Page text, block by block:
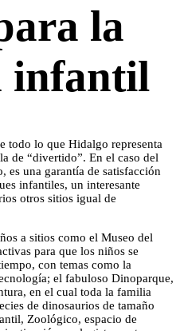
la
infantil
todo lo que Hidalgo representa
de “divertido”. En el caso del
es una garantía de satisfacción
infantiles, un interesante
otros sitios igual de
a sitios como el Museo del
para que los niños se
con temas como la
el fabuloso Dinoparque,
en el cual toda la familia
de dinosaurios de tamaño
Zoológico, espacio de